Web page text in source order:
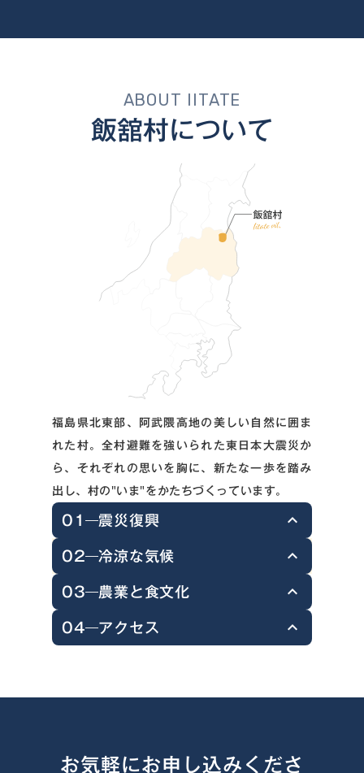
ABOUT IITATE
飯舘村について
福島県北東部、阿武隈高地の美しい自然に囲ま
れた村。全村避難を強いられた東日本大震災か
ら、それぞれの思いを胸に、新たな一歩を踏み
出し、村の"いま"をかたちづくっています。
01 震災復興 keyboard_arrow_up
2011年の東日本大震災では全村非難を経
験。2017年に村の大部分のエリアで避難指
示が解除され、現在は原発事故以前の４分の
1程度となる約1,500人が居住。震災後に飯
舘村とご縁が生まれた移住者たちも加わり、
02 冷涼な気候 keyboard_arrow_up
標高約450mの飯舘村は、夏でも涼しく快適
に過ごせるのが魅力です。秋の里山の彩りや
冬の星空など、高原ならではの自然の美しさ
03 農業と食文化 keyboard_arrow_up
冷涼な気候を生かした、高原野菜、牛の畜
を経験してきた飯舘村では、「凍み」文化を
04 アクセス keyboard_arrow_up
に面した浜通りの中核都市である南相馬市の
お気軽にお申し込みくださ